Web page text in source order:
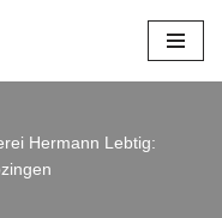
Hermann Lebtig: